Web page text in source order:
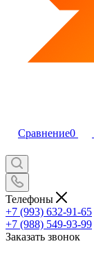
Сравнение0
Телефоны
+7 (993) 632-91-65
+7 (988) 549-93-99
Заказать звонок